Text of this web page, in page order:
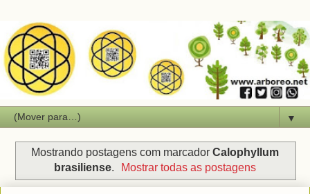
▼
Mostrando postagens com marcador Calophyllum
brasiliense. Mostrar todas as postagens